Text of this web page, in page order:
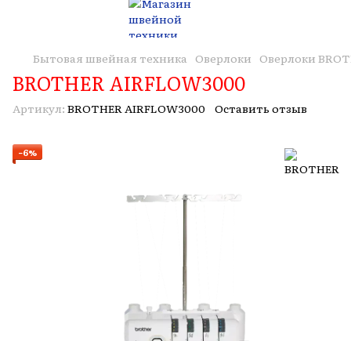
Бытовая швейная техника Оверлоки Оверлоки
BROTHER AIRFLOW3000
Артикул: BROTHER AIRFLOW3000 Оставить отзыв
−6%